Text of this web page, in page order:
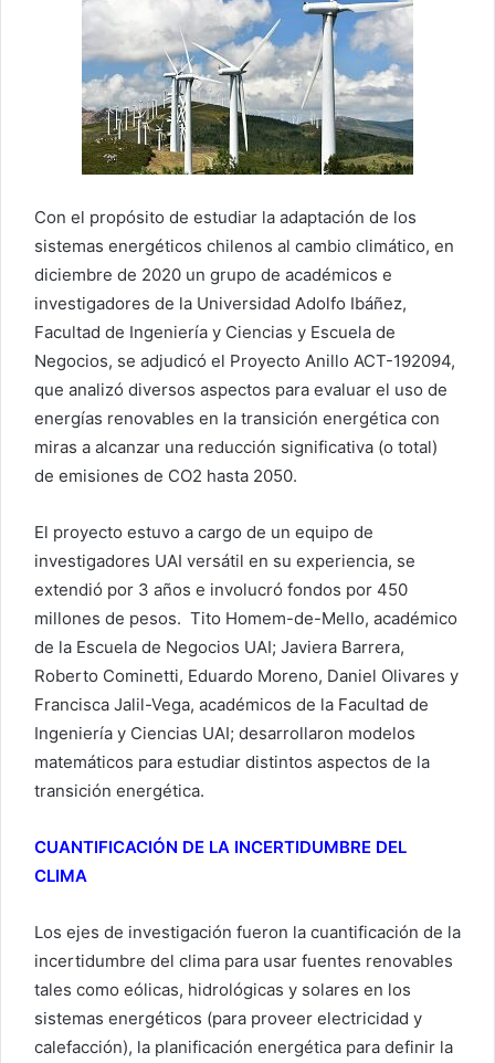
Con el propósito de estudiar la adaptación de los
sistemas energéticos chilenos al cambio climático, en
diciembre de 2020 un grupo de académicos e
investigadores de la Universidad Adolfo Ibáñez,
Facultad de Ingeniería y Ciencias y Escuela de
Negocios, se adjudicó el Proyecto Anillo ACT-192094,
que analizó diversos aspectos para evaluar el uso de
energías renovables en la transición energética con
miras a alcanzar una reducción significativa (o total)
de emisiones de CO2 hasta 2050.
El proyecto estuvo a cargo de un equipo de
investigadores UAI versátil en su experiencia, se
extendió por 3 años e involucró fondos por 450
millones de pesos. Tito Homem-de-Mello, académico
de la Escuela de Negocios UAI; Javiera Barrera,
Roberto Cominetti, Eduardo Moreno, Daniel Olivares y
Francisca Jalil-Vega, académicos de la Facultad de
Ingeniería y Ciencias UAI; desarrollaron modelos
matemáticos para estudiar distintos aspectos de la
transición energética.
CUANTIFICACIÓN DE LA INCERTIDUMBRE DEL
CLIMA
Los ejes de investigación fueron la cuantificación de la
incertidumbre del clima para usar fuentes renovables
tales como eólicas, hidrológicas y solares en los
sistemas energéticos (para proveer electricidad y
calefacción), la planificación energética para definir la